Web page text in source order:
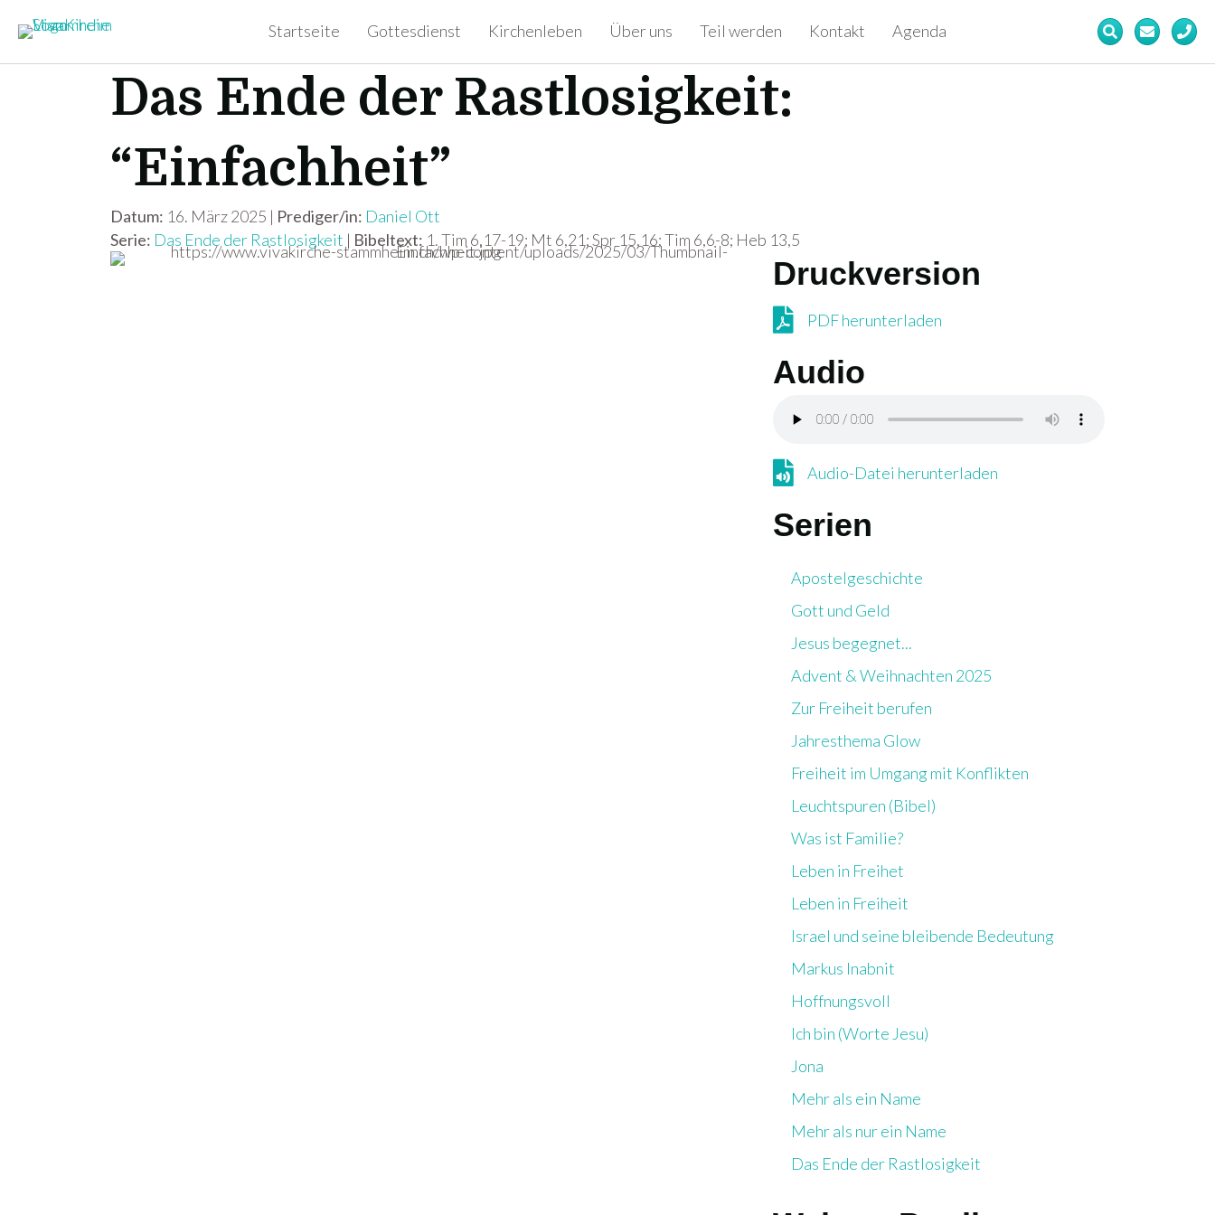
Startseite Gottesdienst Kirchenleben Über uns Teil werden Kontakt Agenda
Das Ende der Rastlosigkeit:
“Einfachheit”
Datum: 16. März 2025 | Prediger/in: Daniel Ott
Serie: Das Ende der Rastlosigkeit | Bibeltext: 1. Tim 6,17-19; Mt 6,21; Spr 15,16; Tim 6,6-8; Heb 13,5
Druckversion
PDF herunterladen
PDF herunterladen
Audio
Audio-Datei herunterladen
Audio-Datei herunterladen
Serien
Apostelgeschichte
Gott und Geld
Jesus begegnet...
Advent & Weihnachten 2025
Zur Freiheit berufen
Jahresthema Glow
Freiheit im Umgang mit Konflikten
Leuchtspuren (Bibel)
Was ist Familie?
Leben in Freihet
Leben in Freiheit
Israel und seine bleibende Bedeutung
Markus Inabnit
Hoffnungsvoll
Ich bin (Worte Jesu)
Jona
Mehr als ein Name
Mehr als nur ein Name
Das Ende der Rastlosigkeit